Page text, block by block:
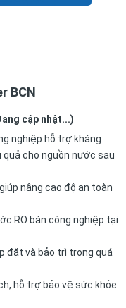
BCN
cập nhật...)
nghiệp hỗ trợ kháng
quả cho nguồn nước sau
nâng cao độ an toàn
RO bán công nghiệp tại
đặt và bảo trì trong quá
hỗ trợ bảo vệ sức khỏe